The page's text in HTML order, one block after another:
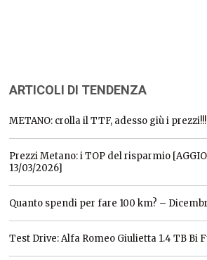
ARTICOLI DI TENDENZA
METANO: crolla il TTF, adesso giù i prezzi!!!
Prezzi Metano: i TOP del risparmio
13/03/2026]
Quanto spendi per fare 100 km? –
Test Drive: Alfa Romeo Giulietta 1.4 TB Bi